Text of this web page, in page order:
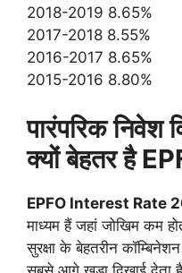
2018-2019 8.65%
2017-2018 8.55%
2016-2017 8.65%
2015-2016 8.80%
पारंपरिक निवेश
क्यों बेहतर है
EPFO Interest Rate
माध्यम हैं जहां जोखिम कम
सुरक्षा के बेहतरीन